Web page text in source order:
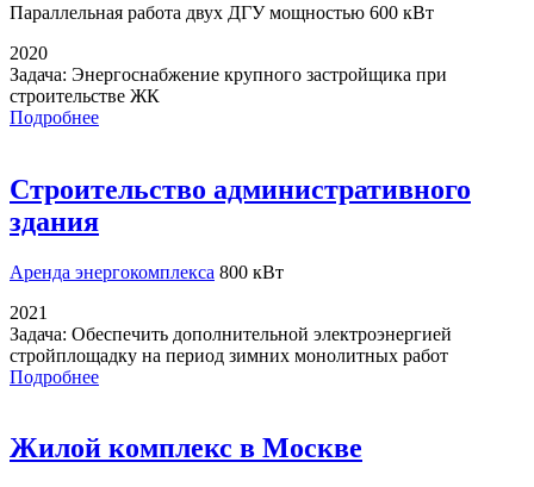
Параллельная работа двух ДГУ мощностью 600 кВт
2020
Задача: Энергоснабжение крупного застройщика при
строительстве ЖК
Подробнее
Строительство административного
здания
Аренда энергокомплекса 800 кВт
2021
Задача: Обеспечить дополнительной электроэнергией
стройплощадку на период зимних монолитных работ
Подробнее
Жилой комплекс в Москве